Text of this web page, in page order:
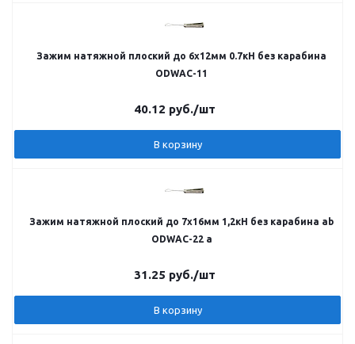
Зажим натяжной плоский до 6х12мм 0.7кН без карабина
ODWAC-11
40.12 руб./шт
В корзину
Зажим натяжной плоский до 7х16мм 1,2кН без карабина ab
ODWAC-22 a
31.25 руб./шт
В корзину